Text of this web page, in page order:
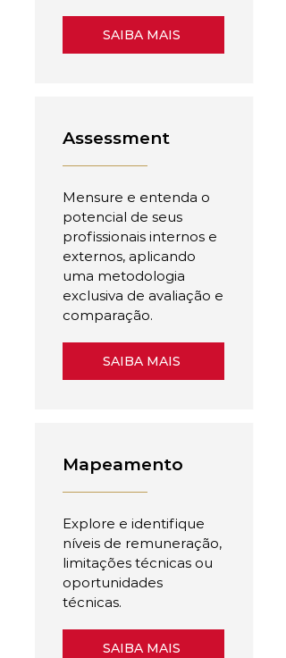
SAIBA MAIS
Assessment
Mensure e entenda o
potencial de seus
profissionais internos e
externos, aplicando
uma metodologia
exclusiva de avaliação e
comparação.
SAIBA MAIS
Mapeamento
Explore e identifique
níveis de remuneração,
limitações técnicas ou
oportunidades
técnicas.
SAIBA MAIS